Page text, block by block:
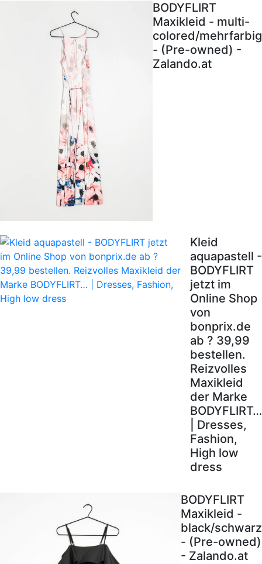
BODYFLIRT
Maxikleid - multi-
colored/mehrfarbig
- (Pre-owned) -
Zalando.at
Kleid
aquapastell -
BODYFLIRT
jetzt im
Online Shop
von
bonprix.de
ab ? 39,99
bestellen.
Reizvolles
Maxikleid
der Marke
BODYFLIRT…
| Dresses,
Fashion,
High low
dress
BODYFLIRT
Maxikleid -
black/schwarz
- (Pre-owned)
- Zalando.at